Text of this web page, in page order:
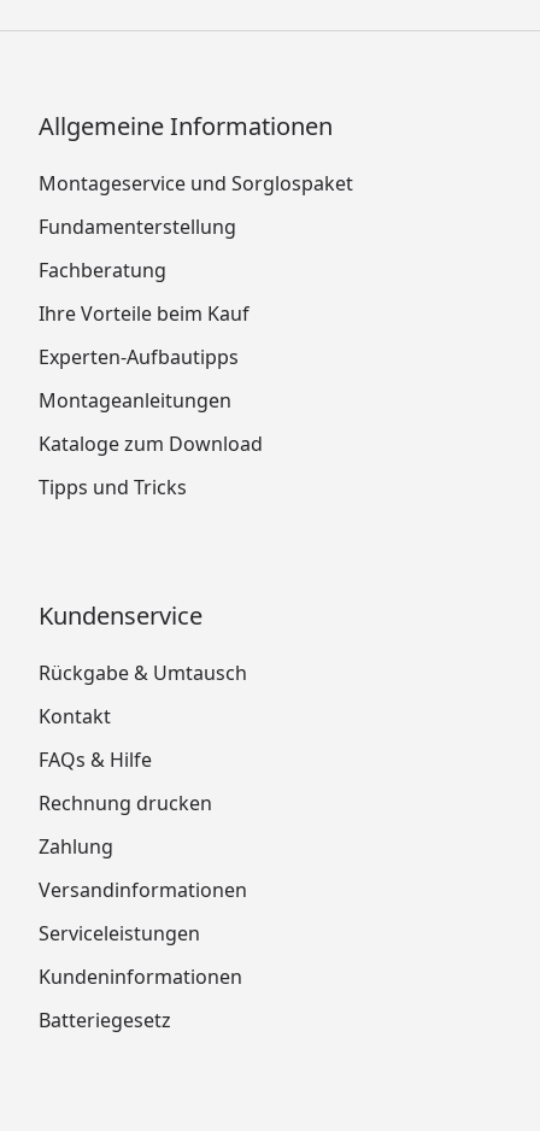
Allgemeine Informationen
Montageservice und Sorglospaket
Fundamenterstellung
Fachberatung
Ihre Vorteile beim Kauf
Experten-Aufbautipps
Montageanleitungen
Kataloge zum Download
Tipps und Tricks
Kundenservice
Rückgabe & Umtausch
Kontakt
FAQs & Hilfe
Rechnung drucken
Zahlung
Versandinformationen
Serviceleistungen
Kundeninformationen
Batteriegesetz